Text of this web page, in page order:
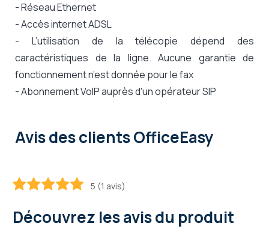
- Réseau Ethernet
- Accès internet ADSL
- L’utilisation de la télécopie dépend des
caractéristiques de la ligne. Aucune garantie de
fonctionnement n’est donnée pour le fax
- Abonnement VoIP auprès d'un opérateur SIP
Avis des clients OfficeEasy
5 (1 avis)
Découvrez les avis du produit